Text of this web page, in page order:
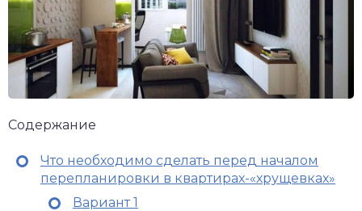
Содержание
Что необходимо сделать перед началом
перепланировки в квартирах-«хрущевках»
Вариант 1